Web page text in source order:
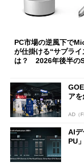
PC市場の逆風下で
が仕掛ける“サプライ
は？ 2026年後半の
ア
AD（
AIデ
PU